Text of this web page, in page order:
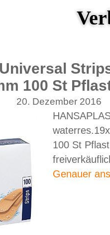
100 St
20. Dezember 2016
100 St
Genauer